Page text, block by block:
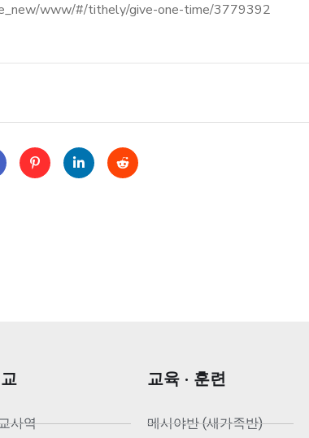
www/#/tithely/give-one-time/3779392
사역
교육 · 훈련
메시야반 (새가족반)